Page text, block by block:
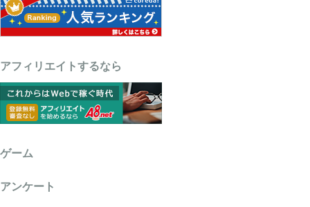
アフィリエイトするなら
ゲーム
アンケート